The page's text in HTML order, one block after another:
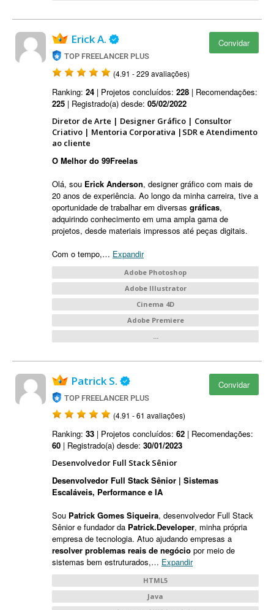
Convidar
Erick A.
TOP FREELANCER PLUS
(4.91 - 229 avaliações)
Ranking: 24 | Projetos concluídos: 228 | Recomendações:
225 | Registrado(a) desde: 05/02/2022
Diretor de Arte | Designer Gráfico | Consultor
Criativo | Mentoria Corporativa |SDR e Atendimento
ao cliente
O Melhor do 99Freelas
Olá, sou Erick Anderson, designer gráfico com mais de
20 anos de experiência. Ao longo da minha carreira, tive a
oportunidade de trabalhar em diversas gráficas,
adquirindo conhecimento em uma ampla gama de
projetos, desde materiais impressos até peças digitais.
Com o tempo,… Expandir
Adobe Photoshop
Adobe Illustrator
Cinema 4D
Adobe Premiere
...
Convidar
Patrick S.
TOP FREELANCER PLUS
(4.91 - 61 avaliações)
Ranking: 33 | Projetos concluídos: 62 | Recomendações:
60 | Registrado(a) desde: 30/01/2023
Desenvolvedor Full Stack Sênior
Desenvolvedor Full Stack Sênior | Sistemas
Escaláveis, Performance e IA
Sou Patrick Gomes Siqueira, desenvolvedor Full Stack
Sênior e fundador da Patrick.Developer, minha própria
empresa de tecnologia. Atuo ajudando empresas a
resolver problemas reais de negócio por meio de
sistemas bem estruturados,… Expandir
HTML5
Java